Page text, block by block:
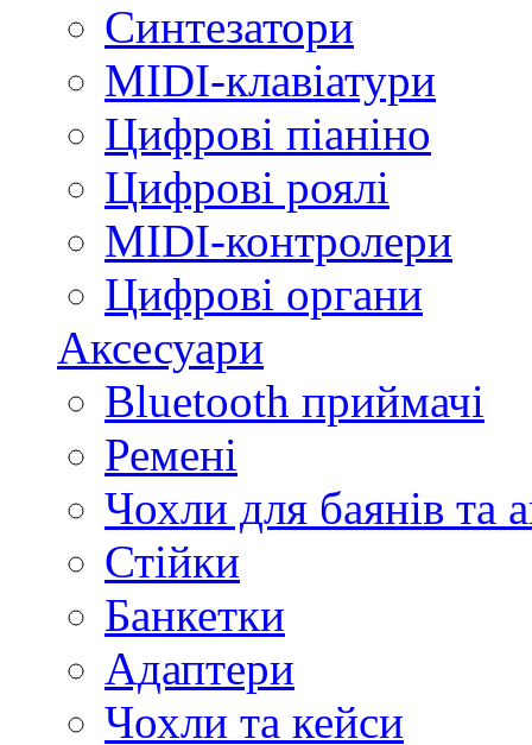
Синтезатори
MIDI-клавіатури
Цифрові піаніно
Цифрові роялі
MIDI-контролери
Цифрові органи
Аксесуари
Bluetooth приймачі
Ремені
Чохли для баянів та
Стійки
Банкетки
Адаптери
Чохли та кейси